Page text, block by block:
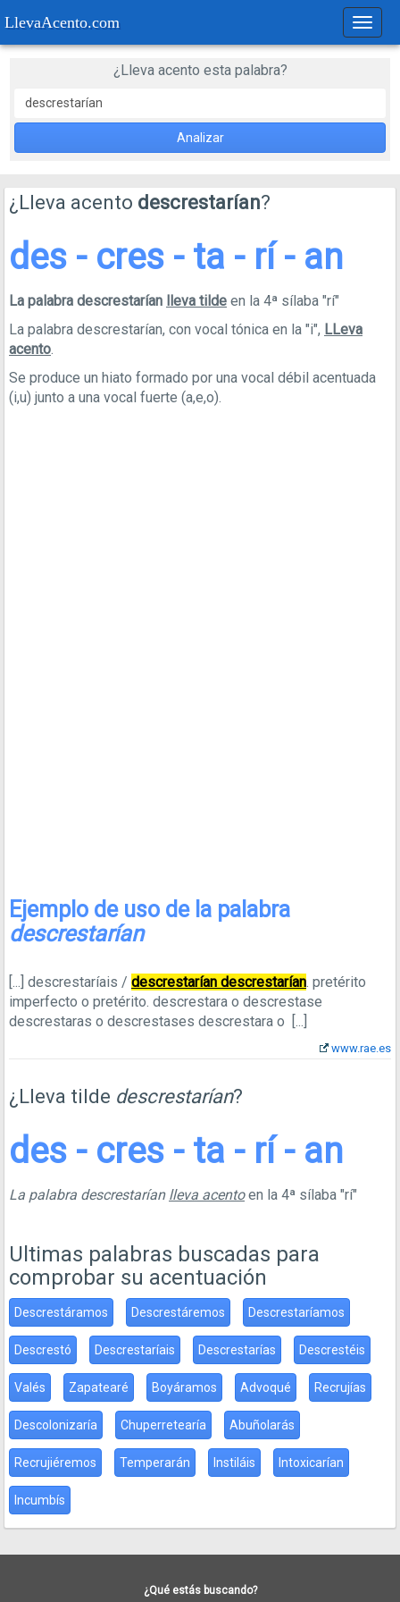
LlevaAcento.com
de
¿Lleva acento esta palabra?
Analizar
¿Lleva acento descrestarían?
des - cres - ta - rí - an
La palabra descrestarían lleva tilde en la 4ª sílaba "rí"
La palabra descrestarían, con vocal tónica en la "i", LLeva
acento.
Se produce un hiato formado por una vocal débil acentuada
(i,u) junto a una vocal fuerte (a,e,o).
Ejemplo de uso de la palabra
descrestarían
[...] descrestaríais / descrestarían descrestarían. pretérito
imperfecto o pretérito. descrestara o descrestase
descrestaras o descrestases descrestara o [...]
www.rae.es
¿Lleva tilde descrestarían?
des - cres - ta - rí - an
La palabra descrestarían lleva acentoen la 4ª sílaba "rí"
Ultimas palabras buscadas para
comprobar su acentuación
Descrestáramos Descrestáremos Descrestaríamos
Descrestó Descrestaríais Descrestarías Descrestéis
Valés Zapatearé Boyáramos Advoqué Recrujías
Descolonizaría Chuperretearía Abuñolarás
Recrujiéremos Temperarán Instiláis Intoxicarían
Incumbís
¿Qué estás buscando?